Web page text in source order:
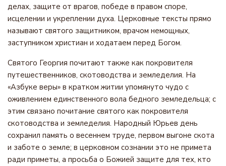
делах, защите от врагов, победе в правом споре,
исцелении и укреплении духа. Церковные тексты прямо
называют святого защитником, врачом немощных,
заступником христиан и ходатаем перед Богом.
Святого Георгия почитают также как покровителя
путешественников, скотоводства и земледелия. На
«Азбуке веры» в кратком житии упомянуто чудо с
оживлением единственного вола бедного земледельца; с
этим связано почитание святого как покровителя
скотоводства и земледелия. Народный Юрьев день
сохранил память о весеннем труде, первом выгоне скота
и заботе о земле; в церковном сознании это не примета
ради приметы, а просьба о Божией защите для тех, кто